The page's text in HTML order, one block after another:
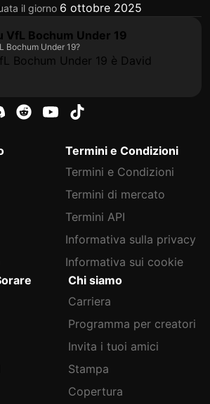
il giorno 6 ottobre 2025
VfL Bochum Under 19
Bochum Under 19?
Bochum Under 19 è David
Termini e Condizioni
Termini e Condizioni
Termini di mercato
Termini API
Informativa sulla privacy
Informativa sui cookie
Chi siamo
Carriera
Programma per creatori
Invita i tuoi amici
Stampa
Copertura